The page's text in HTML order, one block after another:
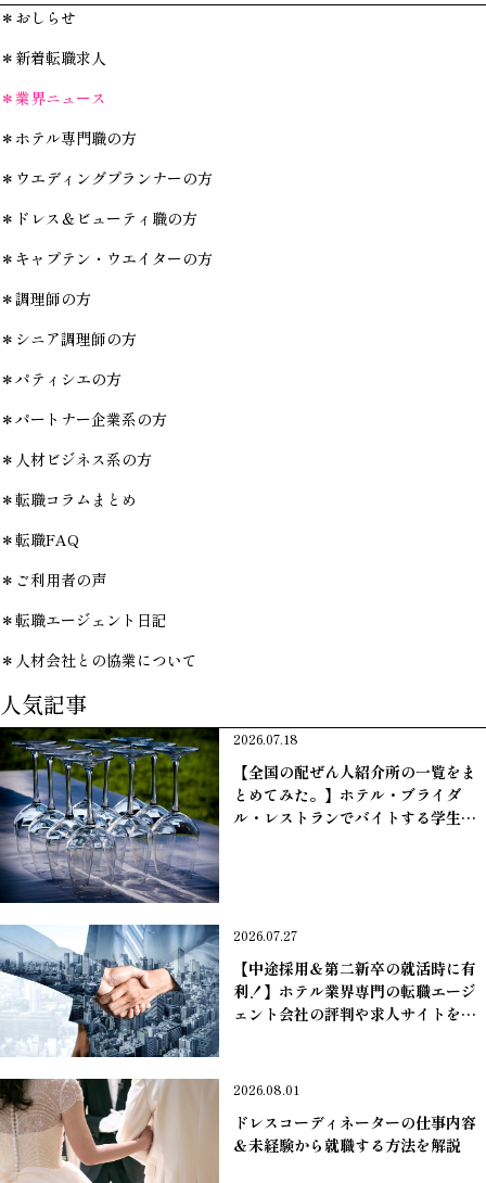
＊おしらせ
＊新着転職求人
＊業界ニュース
＊ホテル専門職の方
＊ウエディングプランナーの方
＊ドレス＆ビューティ職の方
＊キャプテン・ウエイターの方
＊調理師の方
＊シニア調理師の方
＊パティシエの方
＊パートナー企業系の方
＊人材ビジネス系の方
＊転職コラムまとめ
＊転職FAQ
＊ご利用者の声
＊転職エージェント日記
＊人材会社との協業について
人気記事
2026.07.18
【全国の配ぜん人紹介所の一覧をま
とめてみた。】ホテル・ブライダ
ル・レストランでバイトする学生は
2026.07.27
【中途採用＆第二新卒の就活時に有
利！】ホテル業界専門の転職エージ
ェント会社の評判や求人サイトを調
2026.08.01
ドレスコーディネーターの仕事内容
＆未経験から就職する方法を解説